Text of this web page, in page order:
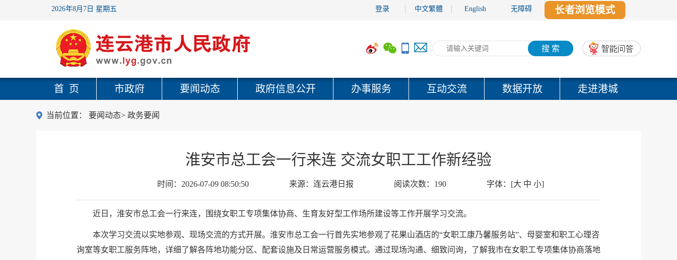
2026年8月7日 星期五 登录 中文繁體 English 无障碍 长者浏览模式
搜 索
首 页 市政府 要闻动态 政府信息公开 办事服务 互动交流 数据开放 走进港城
当前位置： 要闻动态> 政务要闻
淮安市总工会一行来连 交流女职工工作新经验
时间： 2026-07-09 08:50:50 来源： 连云港日报 阅读次数： 190 字体： [大 中 小]
近日，淮安市总工会一行来连，围绕女职工专项集体协商、生育友好型工作场所建设等工作开展学习交流。
本次学习交流以实地参观、现场交流的方式开展。淮安市总工会一行首先实地参观了花果山酒店的“女职工康乃馨服务站”、母婴室和职工心理咨
询室等女职工服务阵地，详细了解各阵地功能分区、配套设施及日常运营服务模式。通过现场沟通、细致问询，了解我市在女职工专项集体协商落地